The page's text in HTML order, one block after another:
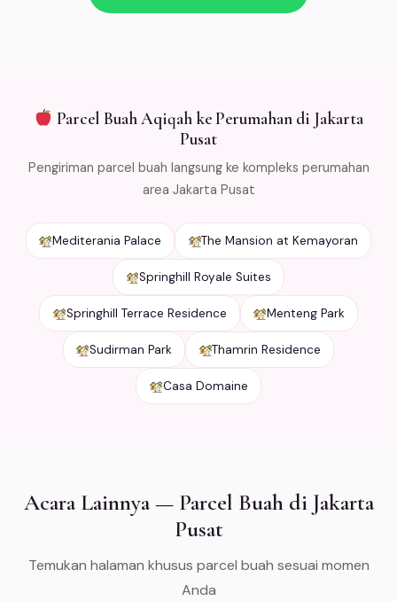
Parcel Buah Aqiqah ke Perumahan di Jakarta
Pusat
Pengiriman parcel buah langsung ke kompleks perumahan
area Jakarta Pusat
Mediterania Palace The Mansion at Kemayoran
Springhill Royale Suites
Springhill Terrace Residence Menteng Park
Sudirman Park Thamrin Residence
Casa Domaine
Acara Lainnya — Parcel Buah di Jakarta
Pusat
Temukan halaman khusus parcel buah sesuai momen
Anda